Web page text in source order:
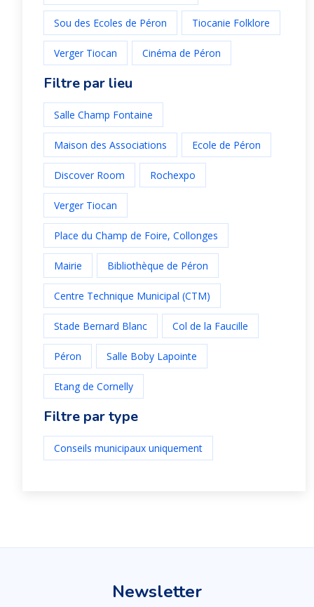
Sou des Ecoles de Péron Tiocanie Folklore
Verger Tiocan Cinéma de Péron
Filtre par lieu
Salle Champ Fontaine
Maison des Associations Ecole de Péron
Discover Room Rochexpo
Verger Tiocan
Place du Champ de Foire, Collonges
Mairie Bibliothèque de Péron
Centre Technique Municipal (CTM)
Stade Bernard Blanc Col de la Faucille
Péron Salle Boby Lapointe
Etang de Cornelly
Filtre par type
Conseils municipaux uniquement
Newsletter